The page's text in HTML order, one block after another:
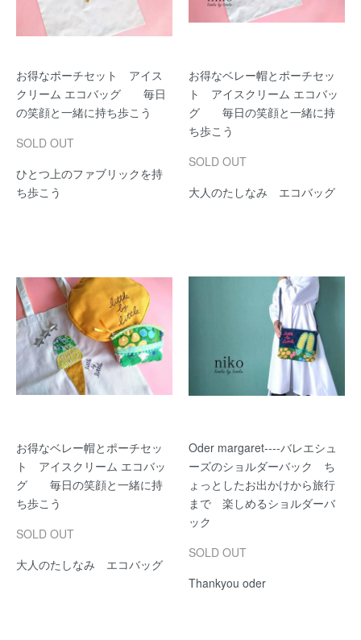
お得なポーチセット アイス
クリーム エコバッグ 毎日
の笑顔と一緒に持ち歩こう
SOLD OUT
ひとつ上のファブリックを持
ち歩こう
お得なベレー帽とポーチセッ
ト アイスクリーム エコバッ
グ 毎日の笑顔と一緒に持
ち歩こう
SOLD OUT
大人のたしなみ エコバッグ
お得なベレー帽とポーチセッ
ト アイスクリーム エコバッ
グ 毎日の笑顔と一緒に持
ち歩こう
SOLD OUT
大人のたしなみ エコバッグ
Oder margaret----バレエシュ
ーズのショルダーバック ち
ょっとしたお出かけから旅行
まで 楽しめるショルダーバ
ック
SOLD OUT
Thankyou oder